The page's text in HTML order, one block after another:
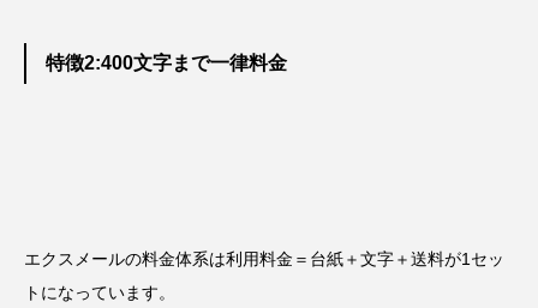
特徴2:400文字まで一律料金
エクスメールの料金体系は利用料金＝台紙＋文字＋送料が1セッ
トになっています。